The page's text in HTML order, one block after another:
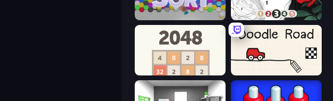
Numicolor
2048